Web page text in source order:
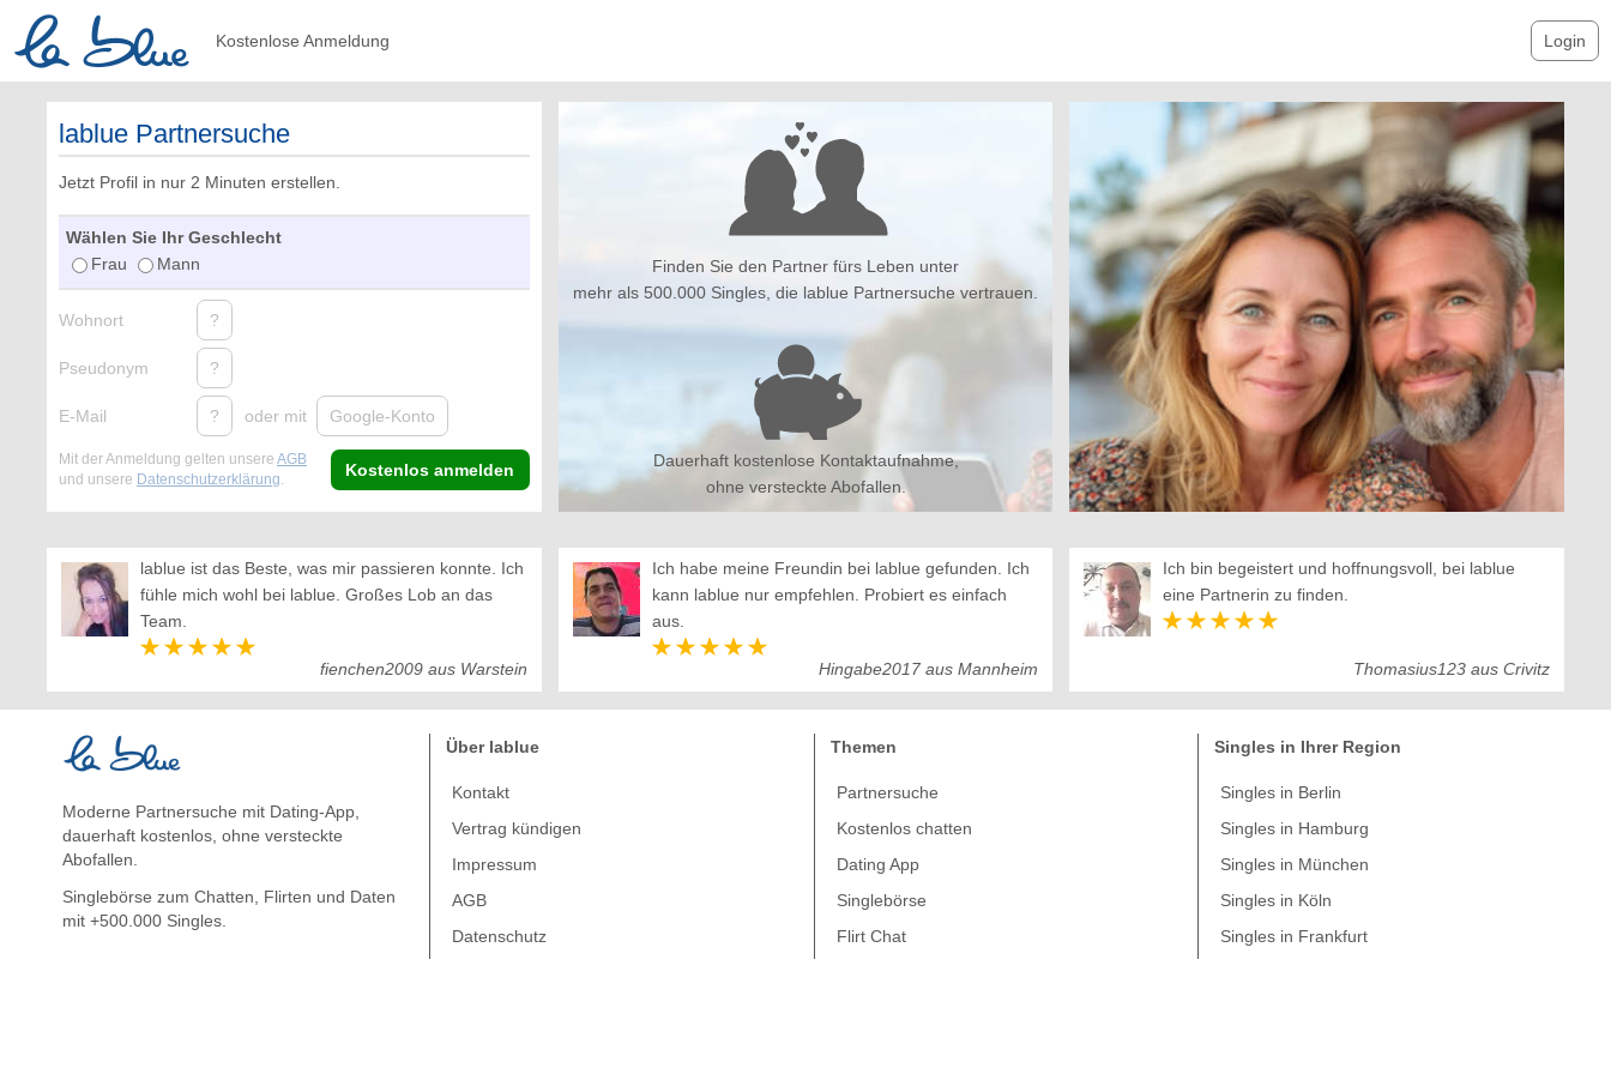
Kostenlose Anmeldung Login
lablue Partnersuche
Jetzt Profil in nur 2 Minuten erstellen.
Wählen Sie Ihr Geschlecht
Frau
Mann
Wohnort ?
Pseudonym ?
E-Mail ? oder mit Google-Konto
Mit der Anmeldung gelten unsere AGB
und unsere Datenschutzerklärung. Kostenlos anmelden
Finden Sie den Partner fürs Leben unter
mehr als 500.000 Singles, die lablue Partnersuche vertrauen.
Dauerhaft kostenlose Kontaktaufnahme,
ohne versteckte Abofallen.
lablue ist das Beste, was mir passieren konnte. Ich
fühle mich wohl bei lablue. Großes Lob an das
Team.
fienchen2009 aus Warstein
Ich habe meine Freundin bei lablue gefunden. Ich
kann lablue nur empfehlen. Probiert es einfach
aus.
Hingabe2017 aus Mannheim
Ich bin begeistert und hoffnungsvoll, bei lablue
eine Partnerin zu finden.
Thomasius123 aus Crivitz
Moderne Partnersuche mit Dating-App,
dauerhaft kostenlos, ohne versteckte
Abofallen.
Singlebörse zum Chatten, Flirten und Daten
mit +500.000 Singles.
Über lablue
Kontakt
Vertrag kündigen
Impressum
AGB
Datenschutz
Themen
Partnersuche
Kostenlos chatten
Dating App
Singlebörse
Flirt Chat
Singles in Ihrer Region
Singles in Berlin
Singles in Hamburg
Singles in München
Singles in Köln
Singles in Frankfurt